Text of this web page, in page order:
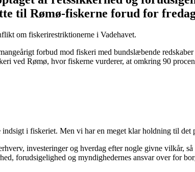
til Rømø-fiskerne forud for
om fiskerirestriktionerne i Vadehavet.
forbud mod fiskeri med bundslæbende
ved Rømø, hvor fiskerne vurderer, at omkring 90
i fiskeriet. Men vi har en meget klar holdning til
investeringer og hverdag efter nogle givne vilkår,
forudsigelighed og myndighedernes ansvar over for